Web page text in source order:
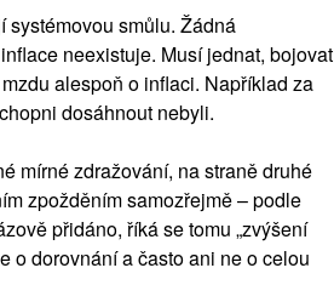
systémovou smůlu. Žádná
neexistuje. Musí jednat, bojovat
alespoň o inflaci. Například za
dosáhnout nebyli.
mírné zdražování, na straně druhé
zpožděním samozřejmě – podle
přidáno, říká se tomu „zvýšení
o dorovnání a často ani ne o celou